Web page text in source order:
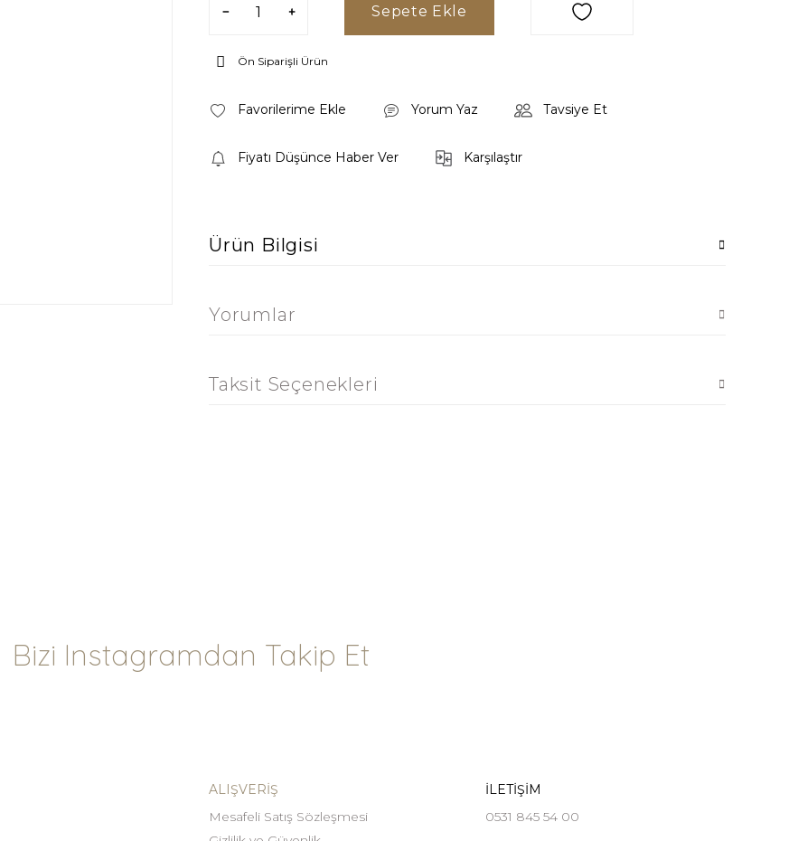
Sepete Ekle
Ön Siparişli Ürün
Yorum Yaz Tavsiye Et
Fiyatı Düşünce Haber Ver Karşılaştır
Ürün Bilgisi
Yorumlar
Taksit Seçenekleri
Bizi Instagramdan Takip Et
ALIŞVERIŞ
Mesafeli Satış Sözleşmesi
İLETİŞİM
0531 845 54 00